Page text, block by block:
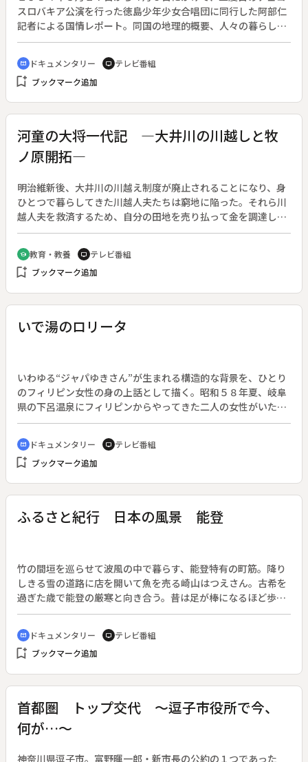
スロバキア公演を行った徳島少年少女合唱団に同行した阿部仁
記者による国情レポート。同国の地理的概要、人々の暮らし、
歴史、日本とのつながり、外交上の位置づけなどを伝える。
cinematic_blur ドキュメンタリー tv テレビ番組
bookmark_add ブックマーク追加
河童の大将一代記 ―大井川の川越しと牧
ノ原開拓―
明治維新後、大井川の川越え制度が廃止されることになり、身
ひとつで暮らしてきた川越人夫たちは窮地に陥った。それら川
越人夫を救済するため、自分の田地を売り払って金を調達して
政府に直訴し、後に牧之原開墾に尽力した仲田源蔵の生き様を
描く。◆仲田源蔵は、１８４２年（天保１３）、遠州金谷宿
（静岡県島田市）の醤油問屋に生まれた。身長１８０センチ、
体重９２キロの偉丈夫であったという。１７歳のとき江戸の商
川の川越え制度が廃止されることとなり、職を失う人夫たちに
請われて彼らの総代となって民部省に救済を直訴した。このと
き源蔵は２９歳であった。これがきっかけとなって源蔵は、新
礎を築いた。
school 教育・教養 tv テレビ番組
bookmark_add ブックマーク追加
いで湯のロリータ
いわゆる“ジャパゆきさん”が生まれる構造的な背景を、ひとり
のフィリピン女性の身の上話として描く。昭和５８年夏、岐阜
県の下呂温泉にフィリピンからやってきた二人の女性がいた。
そのうちの一人ロリータは、父親が借金で失った農場を取り戻
し、貧しさゆえによそに預けている自分の子供を引き取ること
を目的に、遠く日本まで出稼ぎに来た、いわゆる“ジャパゆき
さん”である。ロリータは貧しさに流されがちになってしまう
cinematic_blur ドキュメンタリー tv テレビ番組
bookmark_add ブックマーク追加
ふるさと紀行 日本の風景 能登
竹の間垣を巡らせて波風の中で暮らす、能登特有の町筋。降り
しきる雪の道路に店を開いて魚を売る崎山はつえさん。古希を
過ぎた歳で能登の厳寒と向き合う。昔は足が棒になるほど歩い
たというが、今は石川県羽咋市今浜の自宅周辺で魚を商う。趣
に富んだ海岸線の続く能登の海を背景に、岩ノリ採取に働く地
元の女性や、烈風となぎの日の冬の表情を織り込む。◆１人の
老行商を通して能登の風土の厳しさを追う。◆能登〔石川県〕
cinematic_blur ドキュメンタリー tv テレビ番組
bookmark_add ブックマーク追加
首都圏 トップ交代 ～逗子市役所で今、
何が…～
神奈川県逗子市。富野暉一郎・新市長の公約の１つであった